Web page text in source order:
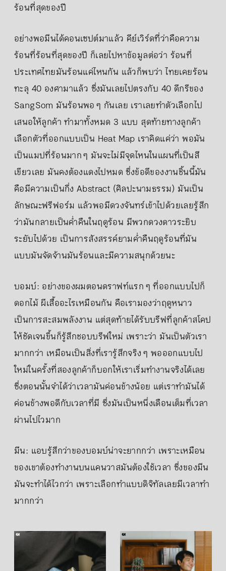
ร้อนที่สุดของปี
อย่างพอมีนได้คอนเซปต์มาแล้ว คีย์เวิร์ดที่ว่าคือความ
ร้อนที่ร้อนที่สุดของปี ก็เลยไปหาข้อมูลต่อว่า ร้อนที่
ประเทศไทยมันร้อนแค่ไหนกัน แล้วก็พบว่า ไทยเคยร้อน
ทะลุ 40 องศามาแล้ว ซึ่งมันเลยไปตรงกับ 40 ดีกรีของ
SangSom มันร้อนพอ ๆ กันเลย เราเลยทำตัวเลือกไป
เสนอให้ลูกค้า ทำมาทั้งหมด 3 แบบ สุดท้ายทางลูกค้า
เลือกตัวที่ออกแบบเป็น Heat Map เราคิดแค่ว่า พอมัน
เป็นแมปที่ร้อนมาก ๆ มันจะไม่มีจุดไหนในแผนที่เป็นสี
เขียวเลย มันคงต้องแดงไปหมด ซึ่งข้อดีของงานชิ้นนี้มัน
คือมีความเป็นกึ่ง Abstract (ศิลปะนามธรรม) มันเป็น
ลักษณะฟรีฟอร์ม แล้วพอมีดวงจันทร์เข้าไปด้วยเลยรู้สึก
ว่ามันกลายเป็นค่ำคืนในฤดูร้อน มีพวกดวงดาวระยิบ
ระยับไปด้วย เป็นการสังสรรค์ยามค่ำคืนฤดูร้อนที่มัน
แบบมันจัดจ้านมันร้อนและมีความสนุกด้วยนะ
บอมบ์: อย่างของผมตอนดราฟท์แรก ๆ ที่ออกแบบไปก็
ดอกไม้ ผีเสื้ออะไรเหมือนกัน คือเรามองว่าฤดูหนาว
เป็นการสะสมพลังงาน แต่สุดท้ายได้รับบรีฟที่ลูกค้าสโคป
ให้ชัดเจนขึ้นก็รู้สึกชอบบรีฟใหม่ เพราะว่า มันเป็นตัวเรา
มากกว่า เหมือนเป็นสิ่งที่เรารู้สึกจริง ๆ พอออกแบบไป
ใหม่ในครั้งที่สองลูกค้าก็บอกให้เราเริ่มทำงานจริงได้เลย
ซึ่งตอนนั้นจำได้ว่าเวลามันค่อนข้างน้อย แต่เราทำมันได้
ค่อนข้างพอดีกับเวลาที่มี ซึ่งมันเป็นหนึ่งเดือนเต็มที่เวลา
ผ่านไปไวมาก
มีน: แอบรู้สึกว่าของบอมบ์น่าจะยากกว่า เพราะเหมือน
ของเขาต้องทำงานบนแคนวาสมันต้องใช้เวลา ซึ่งของมีน
มันจะทำได้ไวกว่า เพราะเลือกทำแบบดิจิทัลเลยมีเวลาทำ
มากกว่า